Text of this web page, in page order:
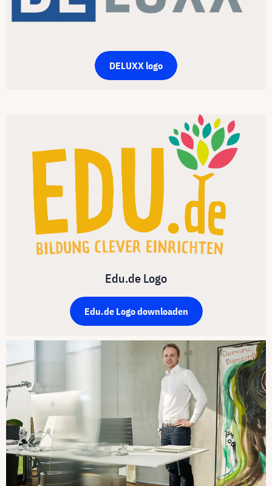
DELUXX logo
Edu.de Logo
Edu.de Logo downloaden